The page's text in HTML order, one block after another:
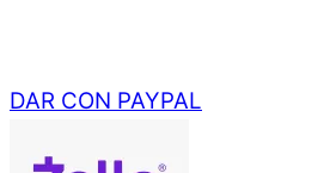
DAR CON PAYPAL